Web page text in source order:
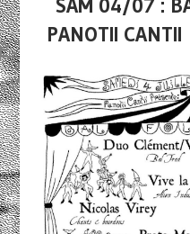
SAM 04/07 :
PANOTII CANTII